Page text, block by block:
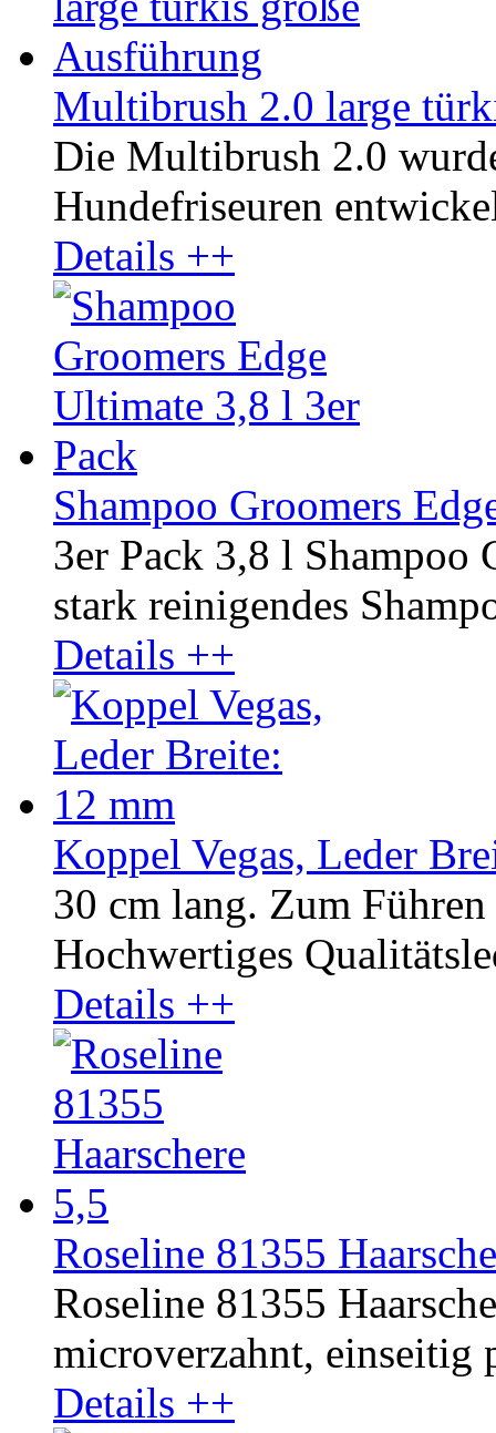
Multibrush 2.0 large
Die Multibrush 2.0
Hundefriseuren
Details ++
Shampoo Groomers
3er Pack 3,8 l Shampoo
stark reinigendes
Details ++
Koppel Vegas, Leder
30 cm lang. Zum
Hochwertiges
Details ++
Roseline 81355
Roseline 81355
microverzahnt, einseitig
Details ++